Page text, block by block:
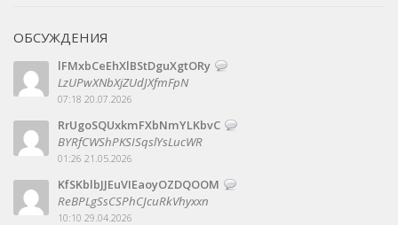
ОБСУЖДЕНИЯ
lFMxbCeEhXlBStDguXgtORy
LzUPwXNbXjZUdJXfmFpN
07:18 20.07.2026
RrUgoSQUxkmFXbNmYLKbvC
BYRfCWShPKSISqslYsLucWR
01:26 21.05.2026
KfSKblbJJEuVIEaoyOZDQOOM
ReBPLgSsCSPhCJcuRkVhyxxn
10:10 29.04.2026